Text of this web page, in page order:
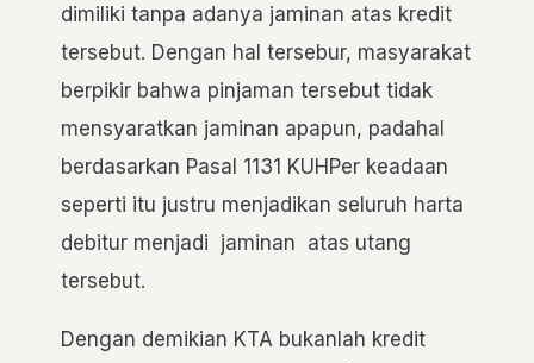
dimiliki tanpa adanya jaminan atas kredit
tersebut. Dengan hal tersebur, masyarakat
berpikir bahwa pinjaman tersebut tidak
mensyaratkan jaminan apapun, padahal
berdasarkan Pasal 1131 KUHPer keadaan
seperti itu justru menjadikan seluruh harta
debitur menjadi jaminan atas utang
tersebut.
Dengan demikian KTA bukanlah kredit